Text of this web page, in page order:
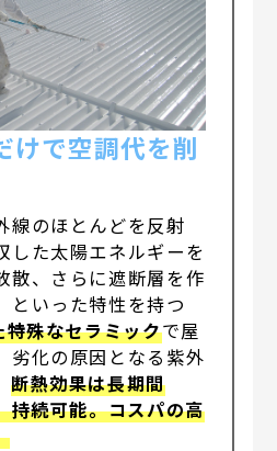
けで空調代を削
線のほとんどを反射
した太陽エネルギーを
散、さらに遮断層を作
といった特性を持つ
殊なセラミックで屋
劣化の原因となる紫外
断熱効果は長期間
続可能。コスパの高